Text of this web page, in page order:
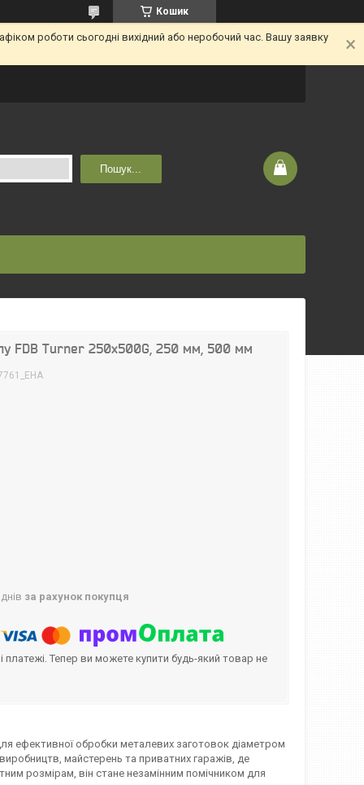
Кошик
роботи сьогодні вихідний або неробочий час. Вашу заявку
Пошук...
FDB Turner 250x500G, 250 мм, 500 мм
за рахунок покупця
платежі. Тепер ви можете купити будь-який товар не
ефективної обробки металевих заготовок діаметром
майстерень та приватних гаражів, де
розмірам, він стане незамінним помічником для